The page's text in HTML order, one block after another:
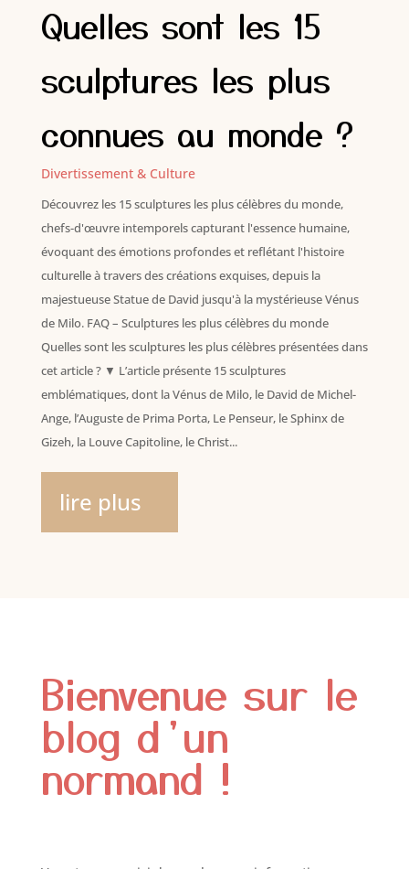
Quelles sont les 15
sculptures les plus
connues au monde ?
Divertissement & Culture
Découvrez les 15 sculptures les plus célèbres du monde,
chefs-d'œuvre intemporels capturant l'essence humaine,
évoquant des émotions profondes et reflétant l'histoire
culturelle à travers des créations exquises, depuis la
majestueuse Statue de David jusqu'à la mystérieuse Vénus
de Milo. FAQ – Sculptures les plus célèbres du monde
Quelles sont les sculptures les plus célèbres présentées dans
cet article ? ▼ L’article présente 15 sculptures
emblématiques, dont la Vénus de Milo, le David de Michel-
Ange, l’Auguste de Prima Porta, Le Penseur, le Sphinx de
Gizeh, la Louve Capitoline, le Christ...
lire plus
Bienvenue sur le
blog d’un
normand !